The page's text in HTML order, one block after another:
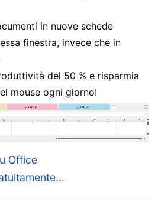
in nuove schede
finestra, invece che in
del 50 % e risparmia
mouse ogni giorno!
Office